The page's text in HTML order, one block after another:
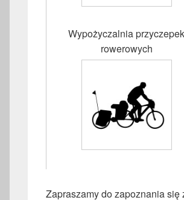
Wypożyczalnia przyczepek
rowerowych
Zapraszamy do zapoznania